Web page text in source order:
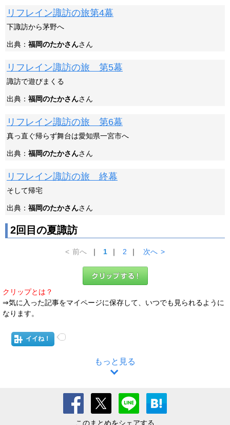
リフレイン諏訪の旅第4幕
下諏訪から茅野へ
出典： 福岡のたかさんさん
リフレイン諏訪の旅 第5幕
諏訪で遊びまくる
出典： 福岡のたかさんさん
リフレイン諏訪の旅 第6幕
真っ直ぐ帰らず舞台は愛知県一宮市へ
出典： 福岡のたかさんさん
リフレイン諏訪の旅 終幕
そして帰宅
出典： 福岡のたかさんさん
2回目の夏諏訪
< 前へ ｜ 1 ｜ 2 ｜ 次へ >
クリップとは？
⇒気に入った記事をマイページに保存して、いつでも見られるように
なります。
イイね！
もっと見る
このまとめをシェアする